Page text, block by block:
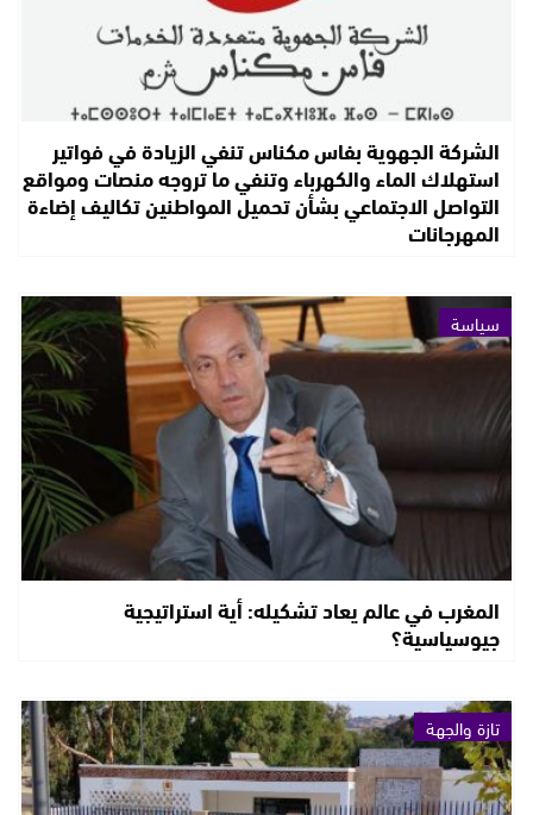
الشركة الجهوية بفاس مكناس تنفي الزيادة في فواتير
استهلاك الماء والكهرباء وتنفي ما تروجه منصات ومواقع
التواصل الاجتماعي بشأن تحميل المواطنين تكاليف إضاءة
المهرجانات
سياسة
المغرب في عالم يعاد تشكيله: أية استراتيجية
جيوسياسية؟
تازة والجهة